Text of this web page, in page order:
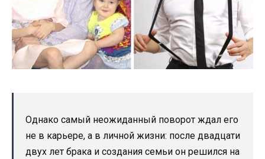
Однако самый неожиданный поворот ждал его
не в карьере, а в личной жизни: после двадцати
двух лет брака и создания семьи он решился на